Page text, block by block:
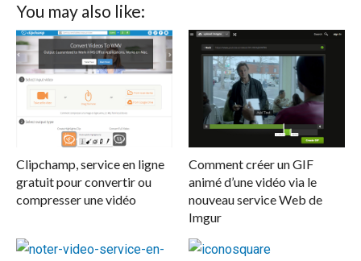
You may also like:
Clipchamp, service en ligne
gratuit pour convertir ou
compresser une vidéo
Comment créer un GIF
animé d’une vidéo via le
nouveau service Web de
Imgur